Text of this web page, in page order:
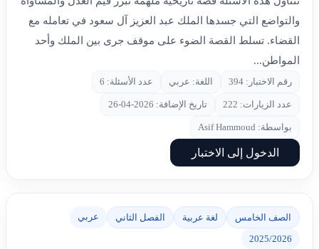
والتواضع التي جسدها الملك عبد العزيز آل سعود في تعامله مع
القضاء. تسلط القصة الضوء على موقف جرى بين الملك وأحد
المواطن...
رقم الاختبار: 394 اللغة: عربي عدد الأسئلة: 6
عدد الزيارات: 222 تاريخ الإضافة: 2026-04-26
بواسطة: Asif Hammoud
الدخول إلى الاختبار
الصف الخامس لغة عربية الفصل الثاني عربي
2025/2026